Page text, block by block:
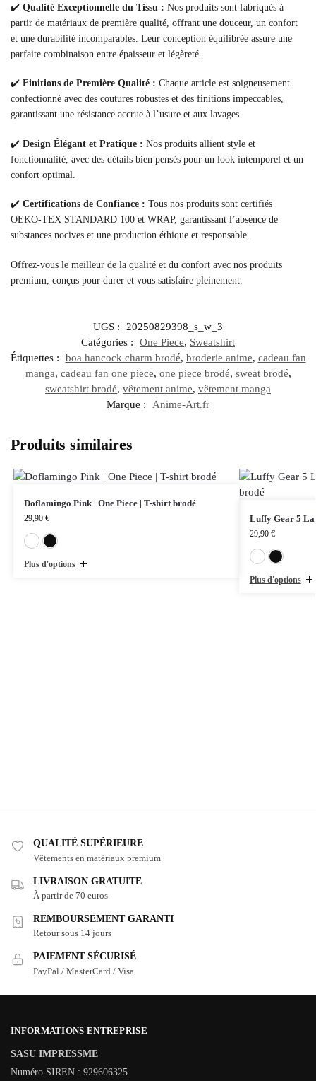
✔️ Qualité Exceptionnelle du Tissu : Nos produits sont fabriqués à
partir de matériaux de première qualité, offrant une douceur, un confort
et une durabilité incomparables. Leur conception équilibrée assure une
parfaite combinaison entre épaisseur et légèreté.
✔️ Finitions de Première Qualité : Chaque article est soigneusement
confectionné avec des coutures robustes et des finitions impeccables,
garantissant une résistance accrue à l’usure et aux lavages.
✔️ Design Élégant et Pratique : Nos produits allient style et
fonctionnalité, avec des détails bien pensés pour un look intemporel et un
confort optimal.
✔️ Certifications de Confiance : Tous nos produits sont certifiés
OEKO-TEX STANDARD 100 et WRAP, garantissant l’absence de
substances nocives et une production éthique et responsable.
Offrez-vous le meilleur de la qualité et du confort avec nos produits
premium, conçus pour durer et vous satisfaire pleinement.
UGS :
20250829398_s_w_3
Catégories :
One Piece, Sweatshirt
Étiquettes :
boa hancock charm brodé, broderie anime, cadeau fan
manga, cadeau fan one piece, one piece brodé, sweat brodé,
sweatshirt brodé, vêtement anime, vêtement manga
Marque :
Anime-Art.fr
Produits similaires
Doflamingo Pink | One Piece | T-shirt brodé
29,90 €
Plus d'options
Luffy Gear 5
29,90 €
Plus d'options
QUALITÉ SUPÉRIEURE
Vêtements en matériaux premium
LIVRAISON GRATUITE
À partir de 70 euros
REMBOURSEMENT GARANTI
Retour sous 14 jours
PAIEMENT SÉCURISÉ
PayPal / MasterCard / Visa
INFORMATIONS ENTREPRISE
SASU IMPRESSME
Numéro SIREN : 929606325